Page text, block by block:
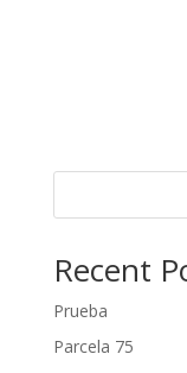
Recent
Prueba
Parcela 75